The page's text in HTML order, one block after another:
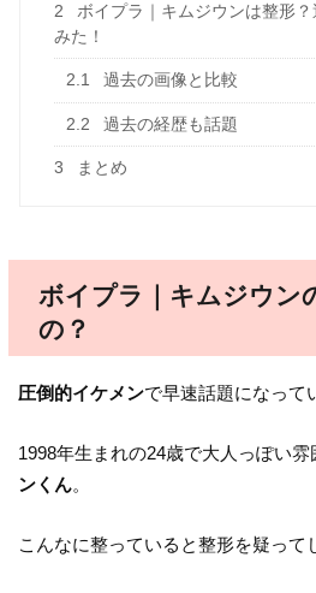
2
ボイプラ｜キムジウンは整形
みた！
2.1 過去の画像と比較
2.2 過去の経歴も話題
3 まとめ
ボイプラ｜キムジウン
の？
圧倒的イケメンで早速話題になって
1998年生まれの24歳で大人っぽい雰
ンくん。
こんなに整っていると整形を疑って